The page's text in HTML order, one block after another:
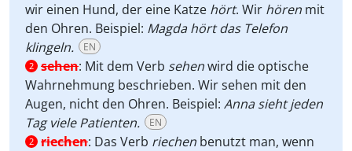
wir einen Hund, der eine Katze hört. Wir hören mit
den Ohren. Beispiel: Magda hört das Telefon
klingeln.
EN
2 sehen: Mit dem Verb sehenwird die optische
Wahrnehmung beschrieben. Wir sehen mit den
Augen, nicht den Ohren. Beispiel: Anna sieht jeden
Tag viele Patienten.
EN
2 riechen: Das Verb riechen benutzt man, wenn